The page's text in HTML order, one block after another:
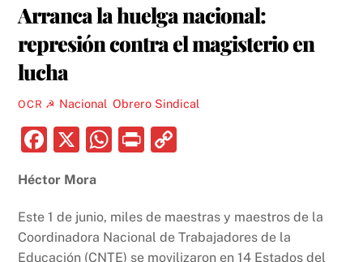
Arranca la huelga nacional:
represión contra el magisterio en
lucha
OCR ☭ Nacional, Obrero Sindical
F
c
e
b
X
W
s
A
P
y
Li
Héctor Mora
Este 1 de junio, miles de maestras y maestros de la
Coordinadora Nacional de Trabajadores de la
Educación (CNTE) se movilizaron en 14 Estados del